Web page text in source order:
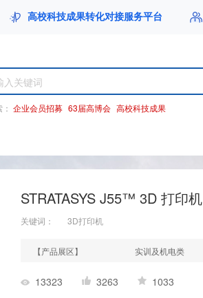
高校科技成果转化对接服务平台
企业会员招募 63届高博会 高校科技成果
STRATASYS J55™ 3D 打印机
关键词： 3D打印机
【产品展区】 实训及机电类
13323 3263 1033